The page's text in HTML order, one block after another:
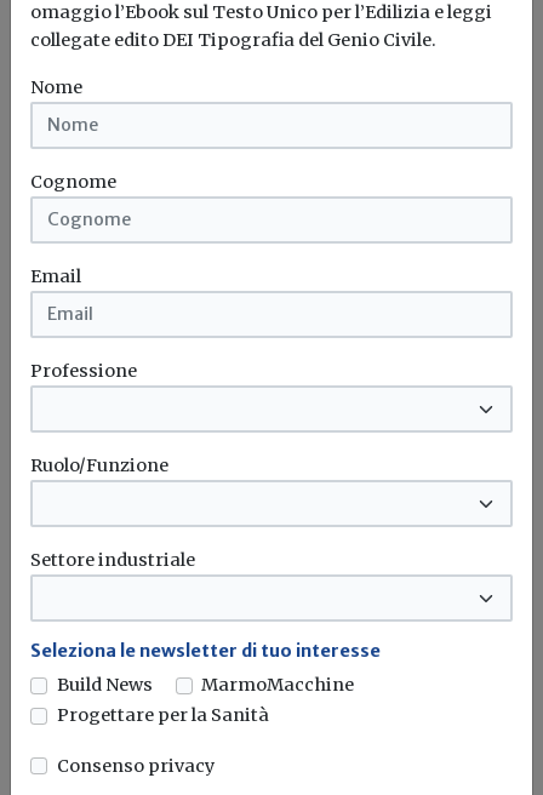
Banca d’Italia: si rafforza la crescita dei
prezzi delle abitazioni nel 4° trimestre
2025
I margini di trattativa restano molto limitati e i tempi di
Attualità
sequestri e denunce a Patti
Guarda di Finanza scopre crediti d’imposta ottenuti
indebitamente per circa 1,8 milioni...
omaggio l’Ebook sul Testo Unico per l’Edilizia e leggi
collegate edito DEI Tipografia del Genio Civile.
Nome
Cognome
Email
Professione
Ruolo/Funzione
Settore industriale
Seleziona le newsletter di tuo interesse
Build News
MarmoMacchine
Progettare per la Sanità
Consenso privacy